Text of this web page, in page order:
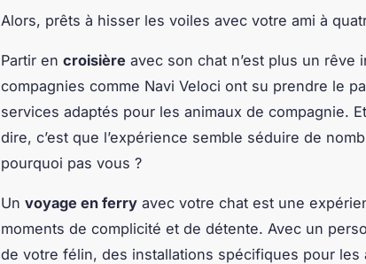
Alors, prêts à hisser les voiles avec votre ami à
Partir en croisière avec son chat n’est plus un rêve
compagnies comme Navi Veloci ont su prendre le
services adaptés pour les animaux de compagnie.
dire, c’est que l’expérience semble séduire de
pourquoi pas vous ?
Un voyage en ferry avec votre chat est une
moments de complicité et de détente. Avec un
de votre félin, des installations spécifiques pour les